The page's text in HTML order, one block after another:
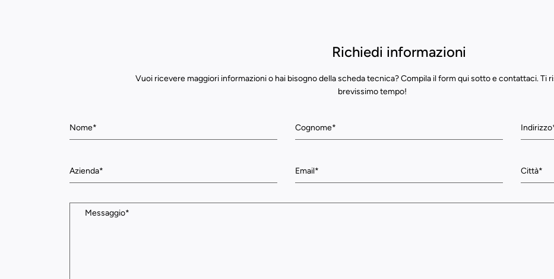
Richiedi informazioni
Vuoi ricevere maggiori informazioni o hai bisogno della scheda tecnica? Compila il form qui sotto e contattaci. Ti
brevissimo tempo!